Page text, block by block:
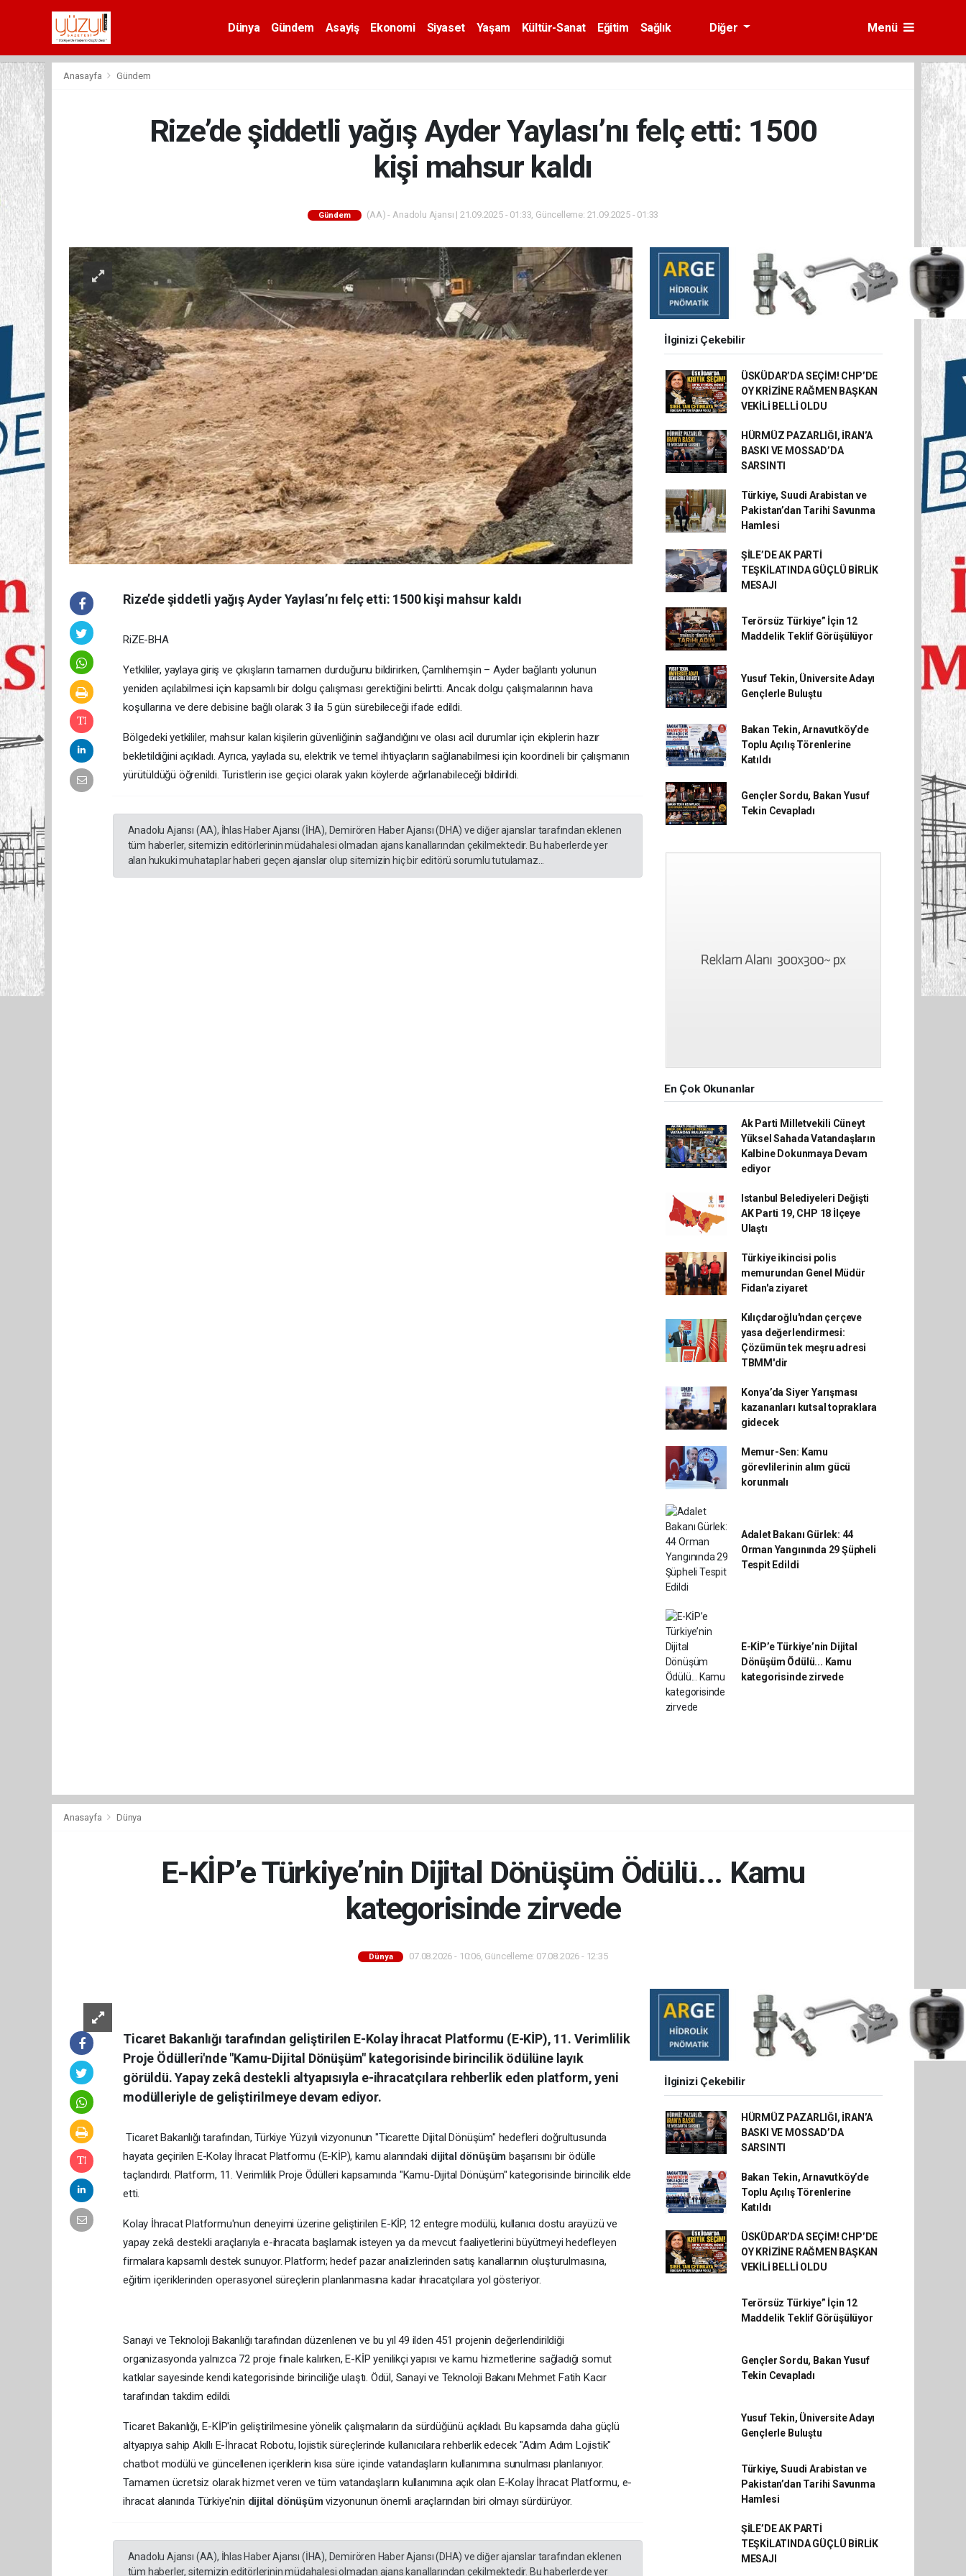
Dünya Gündem Asayiş Ekonomi Siyaset Yaşam Kültür-Sanat Eğitim
Sağlık
Diğer Menü
Anasayfa Gündem
Rize’de şiddetli yağış Ayder Yaylası’nı felç etti: 1500
kişi mahsur kaldı
Gündem (AA) - Anadolu Ajansı | 21.09.2025 - 01:33, Güncelleme: 21.09.2025 - 01:33
Rize’de şiddetli yağış Ayder Yaylası’nı felç etti: 1500 kişi mahsur kaldı
RiZE-BHA
Yetkililer, yaylaya giriş ve çıkışların tamamen durduğunu bildirirken, Çamlıhemşin – Ayder bağlantı yolunun
yeniden açılabilmesi için kapsamlı bir dolgu çalışması gerektiğini belirtti. Ancak dolgu çalışmalarının hava
koşullarına ve dere debisine bağlı olarak 3 ila 5 gün sürebileceği ifade edildi.
Bölgedeki yetkililer, mahsur kalan kişilerin güvenliğinin sağlandığını ve olası acil durumlar için ekiplerin hazır
bekletildiğini açıkladı. Ayrıca, yaylada su, elektrik ve temel ihtiyaçların sağlanabilmesi için koordineli bir çalışmanın
yürütüldüğü öğrenildi. Turistlerin ise geçici olarak yakın köylerde ağırlanabileceği bildirildi.
Anadolu Ajansı (AA), İhlas Haber Ajansı (İHA), Demirören Haber Ajansı (DHA) ve diğer ajanslar tarafından eklenen
tüm haberler, sitemizin editörlerinin müdahalesi olmadan ajans kanallarından çekilmektedir. Bu haberlerde yer
alan hukuki muhataplar haberi geçen ajanslar olup sitemizin hiç bir editörü sorumlu tutulamaz...
İlginizi Çekebilir
ÜSKÜDAR’DA SEÇİM! CHP’DE
OY KRİZİNE RAĞMEN BAŞKAN
VEKİLİ BELLİ OLDU
HÜRMÜZ PAZARLIĞI, İRAN’A
BASKI VE MOSSAD’DA
SARSINTI
Türkiye, Suudi Arabistan ve
Pakistan’dan Tarihi Savunma
Hamlesi
ŞİLE’DE AK PARTİ
TEŞKİLATINDA GÜÇLÜ BİRLİK
MESAJI
Terörsüz Türkiye” İçin 12
Maddelik Teklif Görüşülüyor
Yusuf Tekin, Üniversite Adayı
Gençlerle Buluştu
Bakan Tekin, Arnavutköy’de
Toplu Açılış Törenlerine
Katıldı
Gençler Sordu, Bakan Yusuf
Tekin Cevapladı
En Çok Okunanlar
Ak Parti Milletvekili Cüneyt
Yüksel Sahada Vatandaşların
Kalbine Dokunmaya Devam
ediyor
Istanbul Belediyeleri Değişti
AK Parti 19, CHP 18 İlçeye
Ulaştı
Türkiye ikincisi polis
memurundan Genel Müdür
Fidan'a ziyaret
Kılıçdaroğlu'ndan çerçeve
yasa değerlendirmesi:
Çözümün tek meşru adresi
TBMM'dir
Konya’da Siyer Yarışması
kazananları kutsal topraklara
gidecek
Memur-Sen: Kamu
görevlilerinin alım gücü
korunmalı
Adalet Bakanı Gürlek: 44
Orman Yangınında 29 Şüpheli
Tespit Edildi
E-KİP’e Türkiye’nin Dijital
Dönüşüm Ödülü... Kamu
kategorisinde zirvede
Anasayfa Dünya
E-KİP’e Türkiye’nin Dijital Dönüşüm Ödülü... Kamu
kategorisinde zirvede
Dünya 07.08.2026 - 10:06, Güncelleme: 07.08.2026 - 12:35
Ticaret Bakanlığı tarafından geliştirilen E-Kolay İhracat Platformu (E-KİP), 11. Verimlilik
Proje Ödülleri'nde "Kamu-Dijital Dönüşüm" kategorisinde birincilik ödülüne layık
görüldü. Yapay zekâ destekli altyapısıyla e-ihracatçılara rehberlik eden platform, yeni
modülleriyle de geliştirilmeye devam ediyor.
Ticaret Bakanlığı tarafından, Türkiye Yüzyılı vizyonunun "Ticarette Dijital Dönüşüm" hedefleri doğrultusunda
hayata geçirilen E-Kolay İhracat Platformu (E-KİP), kamu alanındaki dijital dönüşüm başarısını bir ödülle
taçlandırdı. Platform, 11. Verimlilik Proje Ödülleri kapsamında "Kamu-Dijital Dönüşüm" kategorisinde birincilik elde
etti.
Kolay İhracat Platformu'nun deneyimi üzerine geliştirilen E-KİP, 12 entegre modülü, kullanıcı dostu arayüzü ve
yapay zekâ destekli araçlarıyla e-ihracata başlamak isteyen ya da mevcut faaliyetlerini büyütmeyi hedefleyen
firmalara kapsamlı destek sunuyor. Platform; hedef pazar analizlerinden satış kanallarının oluşturulmasına,
eğitim içeriklerinden operasyonel süreçlerin planlanmasına kadar ihracatçılara yol gösteriyor.
Sanayi ve Teknoloji Bakanlığı tarafından düzenlenen ve bu yıl 49 ilden 451 projenin değerlendirildiği
organizasyonda yalnızca 72 proje finale kalırken, E-KİP yenilikçi yapısı ve kamu hizmetlerine sağladığı somut
katkılar sayesinde kendi kategorisinde birinciliğe ulaştı. Ödül, Sanayi ve Teknoloji Bakanı Mehmet Fatih Kacır
tarafından takdim edildi.
Ticaret Bakanlığı, E-KİP'in geliştirilmesine yönelik çalışmaların da sürdüğünü açıkladı. Bu kapsamda daha güçlü
altyapıya sahip Akıllı E-İhracat Robotu, lojistik süreçlerinde kullanıcılara rehberlik edecek "Adım Adım Lojistik"
chatbot modülü ve güncellenen içeriklerin kısa süre içinde vatandaşların kullanımına sunulması planlanıyor.
Tamamen ücretsiz olarak hizmet veren ve tüm vatandaşların kullanımına açık olan E-Kolay İhracat Platformu, e-
ihracat alanında Türkiye'nin dijital dönüşümvizyonunun önemli araçlarından biri olmayı sürdürüyor.
Anadolu Ajansı (AA), İhlas Haber Ajansı (İHA), Demirören Haber Ajansı (DHA) ve diğer ajanslar tarafından eklenen
tüm haberler, sitemizin editörlerinin müdahalesi olmadan ajans kanallarından çekilmektedir. Bu haberlerde yer
İlginizi Çekebilir
HÜRMÜZ PAZARLIĞI, İRAN’A
BASKI VE MOSSAD’DA
SARSINTI
Bakan Tekin, Arnavutköy’de
Toplu Açılış Törenlerine
Katıldı
ÜSKÜDAR’DA SEÇİM! CHP’DE
OY KRİZİNE RAĞMEN BAŞKAN
VEKİLİ BELLİ OLDU
Terörsüz Türkiye” İçin 12
Maddelik Teklif Görüşülüyor
Gençler Sordu, Bakan Yusuf
Tekin Cevapladı
Yusuf Tekin, Üniversite Adayı
Gençlerle Buluştu
Türkiye, Suudi Arabistan ve
Pakistan’dan Tarihi Savunma
Hamlesi
ŞİLE’DE AK PARTİ
TEŞKİLATINDA GÜÇLÜ BİRLİK
MESAJI